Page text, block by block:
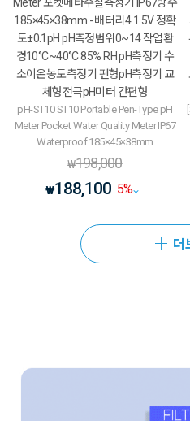
185×45×38mm - 배터리4 1.5V 정확
도±0.1pH pH측정범위0~14 작업환
경10°C~40°C 85% RH pH측정기 수
소이온농도측정기 펜형pH측정기 교
체형전극pH미터 간편형
pH-ST10 ST10 Portable Pen-Type pH
Meter Pocket Water Quality Meter IP67
Waterproof 185×45×38mm
₩198,000
₩188,100 5%
더